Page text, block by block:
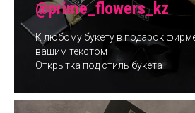
@prime_flowers_kz
К любому букету в подарок
вашим текстом
Открытка под стиль букета